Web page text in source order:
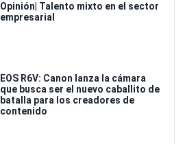
Opinión| Talento mixto en el sector
empresarial
EOS R6V: Canon lanza la cámara
que busca ser el nuevo caballito de
batalla para los creadores de
contenido